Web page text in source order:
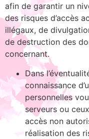
afin de garantir un
des risques d’accès
illégaux, de
de destruction des
concernant.
Dans
connaissance
personnelles
serveurs ou
accès non
réalisation des